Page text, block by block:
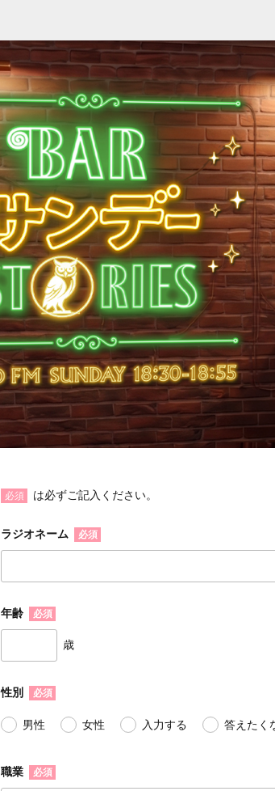
必須 は必ずご記入ください。
ラジオネーム 必須
年齢 必須
歳
性別 必須
男性 女性 入力する 答えたく
職業 必須